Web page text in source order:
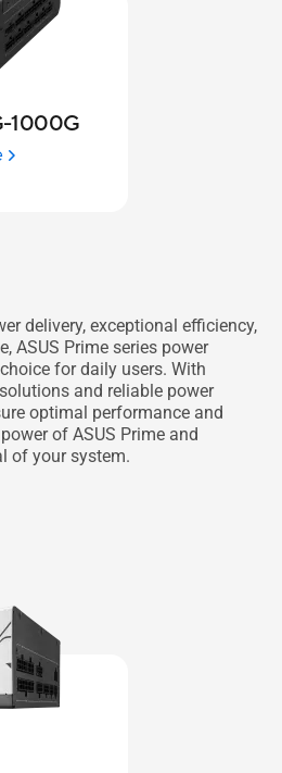
1000G
delivery, exceptional efficiency,
ASUS Prime series power
for daily users. With
and reliable power
optimal performance and
of ASUS Prime and
of your system.